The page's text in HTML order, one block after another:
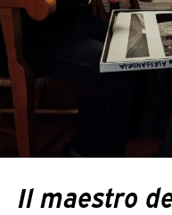
Il maestro